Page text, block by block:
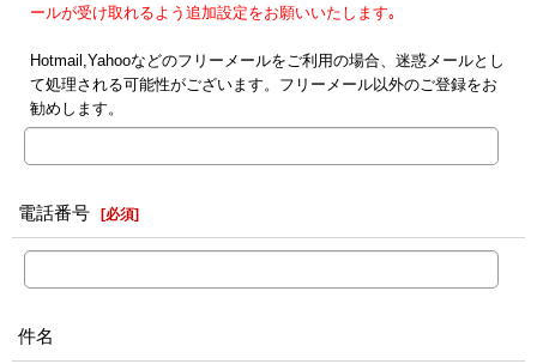
ールが受け取れるよう追加設定をお願いいたします｡
Hotmail,Yahooなどのフリーメールをご利用の場合、迷惑メールとし
て処理される可能性がございます。フリーメール以外のご登録をお
勧めします。
電話番号 [必須]
件名